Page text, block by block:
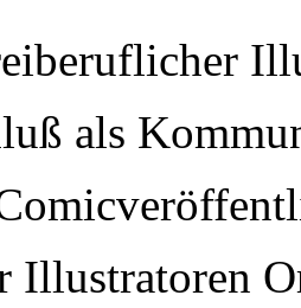
als
Illustratoren